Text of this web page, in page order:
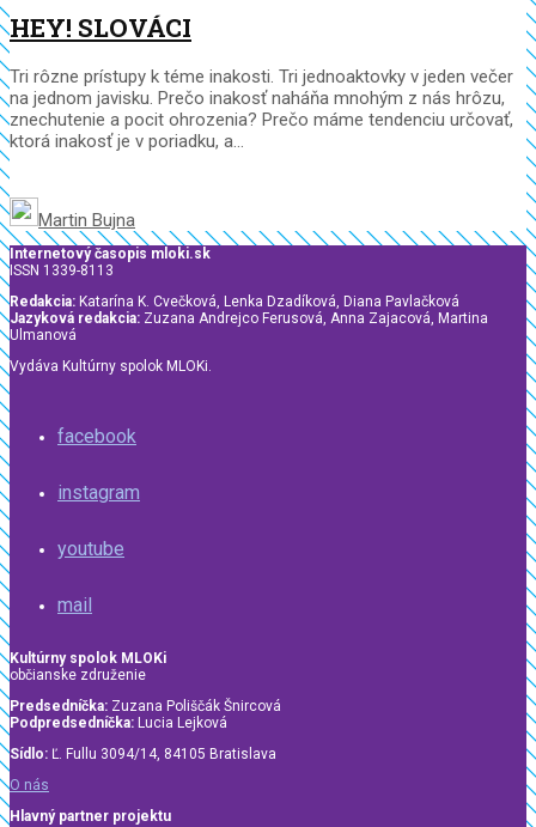
HEY! SLOVÁCI
Tri rôzne prístupy k téme inakosti. Tri jednoaktovky v jeden večer
na jednom javisku. Prečo inakosť naháňa mnohým z nás hrôzu,
znechutenie a pocit ohrozenia? Prečo máme tendenciu určovať,
ktorá inakosť je v poriadku, a...
Martin Bujna
Internetový časopis mloki.sk
ISSN 1339-8113
Redakcia: Katarína K. Cvečková, Lenka Dzadíková, Diana Pavlačková
Jazyková redakcia: Zuzana Andrejco Ferusová, Anna Zajacová, Martina
Ulmanová
Vydáva Kultúrny spolok MLOKi.
facebook
instagram
youtube
mail
Kultúrny spolok MLOKi
občianske združenie
Predsedníčka: Zuzana Poliščák Šnircová
Podpredsedníčka: Lucia Lejková
Sídlo: Ľ. Fullu 3094/14, 84105 Bratislava
O nás
Hlavný partner projektu